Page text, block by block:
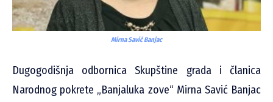
Mirna Savić Banjac
Dugogodišnja odbornica Skupštine grada i članica
Narodnog pokrete „Banjaluka zove“ Mirna Savić Banjac